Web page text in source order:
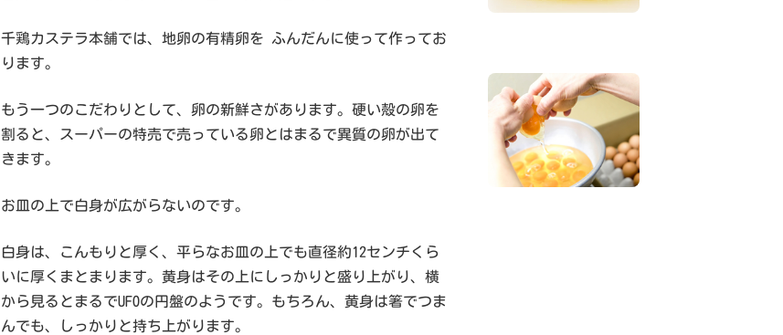
千鶏カステラ本舗では、地卵の有精卵を ふんだんに使って作ってお
ります。
もう一つのこだわりとして、卵の新鮮さがあります。硬い殻の卵を
割ると、スーパーの特売で売っている卵とはまるで異質の卵が出て
きます。
お皿の上で白身が広がらないのです。
白身は、こんもりと厚く、平らなお皿の上でも直径約12センチくら
いに厚くまとまります。黄身はその上にしっかりと盛り上がり、横
から見るとまるでUFOの円盤のようです。もちろん、黄身は箸でつま
んでも、しっかりと持ち上がります。